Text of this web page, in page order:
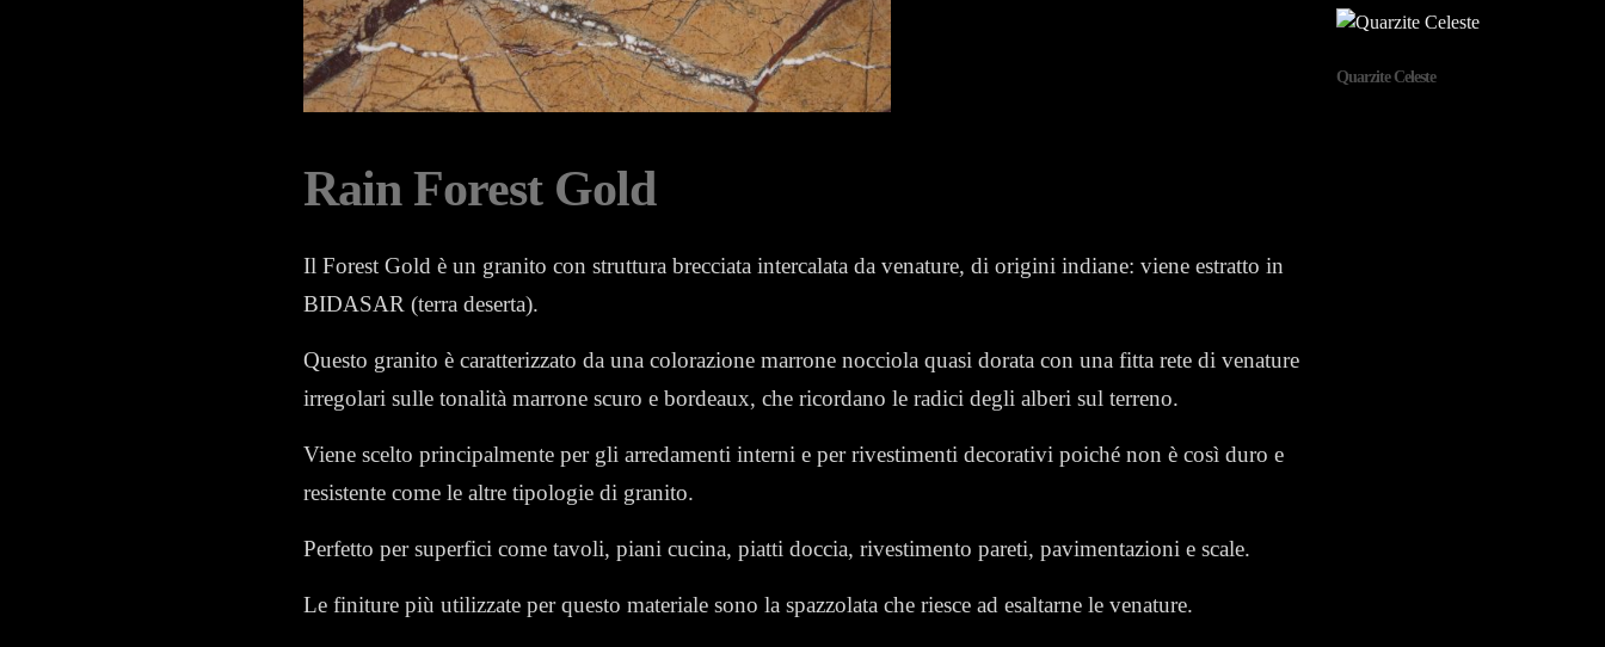
Rain Forest Gold
Il Forest Gold è un granito con struttura brecciata intercalata da venature, di origini indiane: viene estratto in
BIDASAR (terra deserta).
Questo granito è caratterizzato da una colorazione marrone nocciola quasi dorata con una fitta rete di venature
irregolari sulle tonalità marrone scuro e bordeaux, che ricordano le radici degli alberi sul terreno.
Viene scelto principalmente per gli arredamenti interni e per rivestimenti decorativi poiché non è così duro e
resistente come le altre tipologie di granito.
Perfetto per superfici come tavoli, piani cucina, piatti doccia, rivestimento pareti, pavimentazioni e scale.
Le finiture più utilizzate per questo materiale sono la spazzolata che riesce ad esaltarne le venature.
Quarzite Celeste